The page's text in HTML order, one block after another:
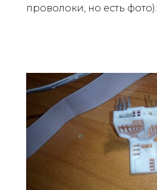
проволоки, но есть фото):